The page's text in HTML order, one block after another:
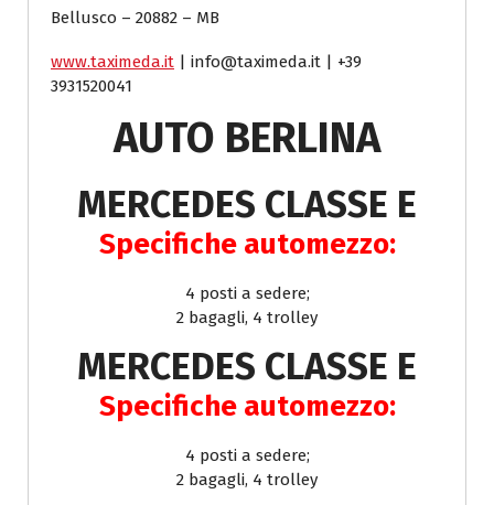
Bellusco – 20882 – MB
www.taximeda.it | info@taximeda.it | +39
3931520041
AUTO BERLINA
MERCEDES CLASSE E
Specifiche automezzo:
4 posti a sedere;
2 bagagli, 4 trolley
MERCEDES CLASSE E
Specifiche automezzo:
4 posti a sedere;
2 bagagli, 4 trolley